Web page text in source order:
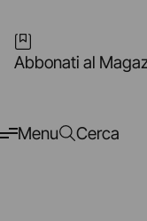
Abbonati al
Menu Cerca